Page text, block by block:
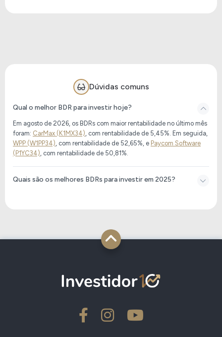
Dúvidas comuns
Qual o melhor BDR para investir hoje?
Em agosto de 2026, os BDRs com maior rentabilidade no último mês
foram: CarMax (K1MX34), com rentabilidade de 5,45%. Em seguida,
WPP (W1PP34), com rentabilidade de 52,65%, e Paycom Software
(P1YC34), com rentabilidade de 50,81%.
Quais são os melhores BDRs para investir em 2025?